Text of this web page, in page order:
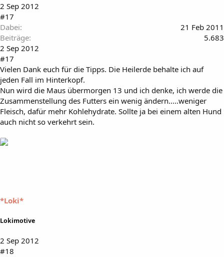
2 Sep 2012
#17
Dabei
21 Feb 2011
Beiträge
5.683
2 Sep 2012
#17
Vielen Dank euch für die Tipps. Die Heilerde behalte ich auf
jeden Fall im Hinterkopf.
Nun wird die Maus übermorgen 13 und ich denke, ich werde die
Zusammenstellung des Futters ein wenig ändern.....weniger
Fleisch, dafür mehr Kohlehydrate. Sollte ja bei einem alten Hund
auch nicht so verkehrt sein.
*Loki*
Lokimotive
2 Sep 2012
#18